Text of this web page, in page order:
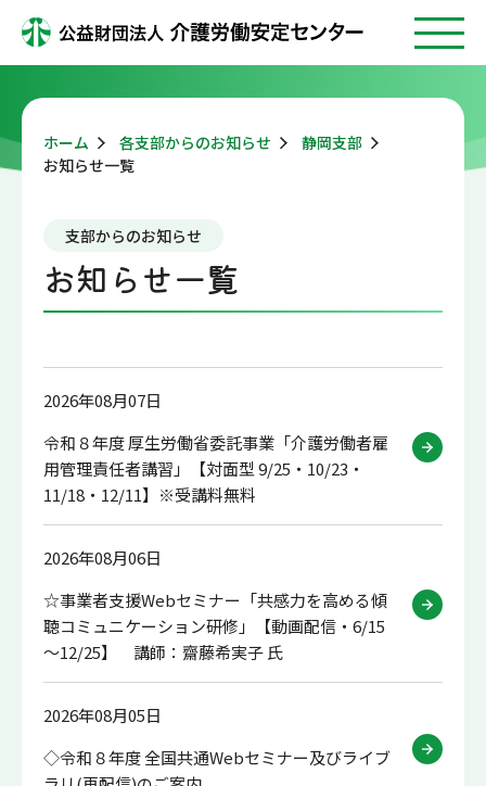
ホーム 各支部からのお知らせ
静岡支部
お知らせ一覧
支部からのお知らせ
お知らせ一覧
2026年08月07日
令和８年度 厚生労働省委託事業「介護労働者雇
用管理責任者講習」【対面型 9/25・10/23・
11/18・12/11】※受講料無料
2026年08月06日
☆事業者支援Webセミナー「共感力を高める傾
聴コミュニケーション研修」【動画配信・6/15
～12/25】 講師：齋藤希実子 氏
2026年08月05日
◇令和８年度 全国共通Webセミナー及びライブ